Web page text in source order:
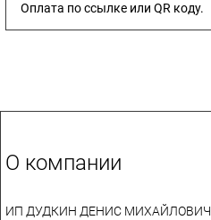
Оплата по ссылке или QR коду.
О компании
ИП ДУДКИН ДЕНИС МИХАЙЛОВИЧ